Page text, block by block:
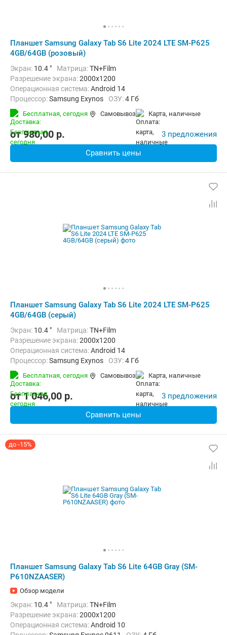
Планшет Samsung Galaxy Tab S6 Lite 2024 LTE SM-P625
4GB/64GB (розовый)
Экран: 10.4 " Матрица:TN+Film
Разрешение экрана:2000x1200
Операционная система:Android 14
Процессор:Samsung Exynos ОЗУ:4 Гб
Встроенная память:
Тыловая камера:
Беспроводная связь:
4G (LTE), Bluetooth, Wi-Fi
Комплектация:
465 г
Бесплатная, сегодня Самовывоз карта, наличные
от980,00 p. 3 предложения
Сравнить цены
Планшет Samsung Galaxy Tab S6 Lite 2024 LTE SM-P625
4GB/64GB (серый)
Экран: 10.4 " Матрица:TN+Film
Разрешение экрана:2000x1200
Операционная система:Android 14
Процессор:Samsung Exynos ОЗУ:4 Гб
Встроенная память:
Тыловая камера:
Беспроводная связь:
4G (LTE), Bluetooth, Wi-Fi
Комплектация:
465 г
Бесплатная, сегодня Самовывоз карта, наличные
от1 046,00 p. 3 предложения
Сравнить цены
до -15%
Планшет Samsung Galaxy Tab S6 Lite 64GB Gray (SM-
P610NZAASER)
Обзор модели
Экран: 10.4 " Матрица:TN+Film
Разрешение экрана:2000x1200
Операционная система:Android 10